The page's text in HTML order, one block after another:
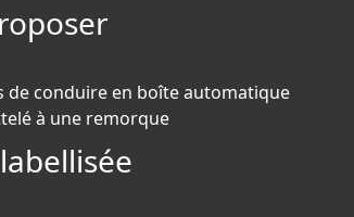
conduire en boîte automatique
à une remorque